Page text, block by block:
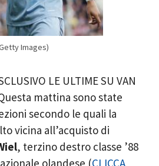
Images)
LE ULTIME SU VAN
mattina sono state
secondo le quali la
vicina all’acquisto di
, terzino destro classe ’88
olandese (CLICCA